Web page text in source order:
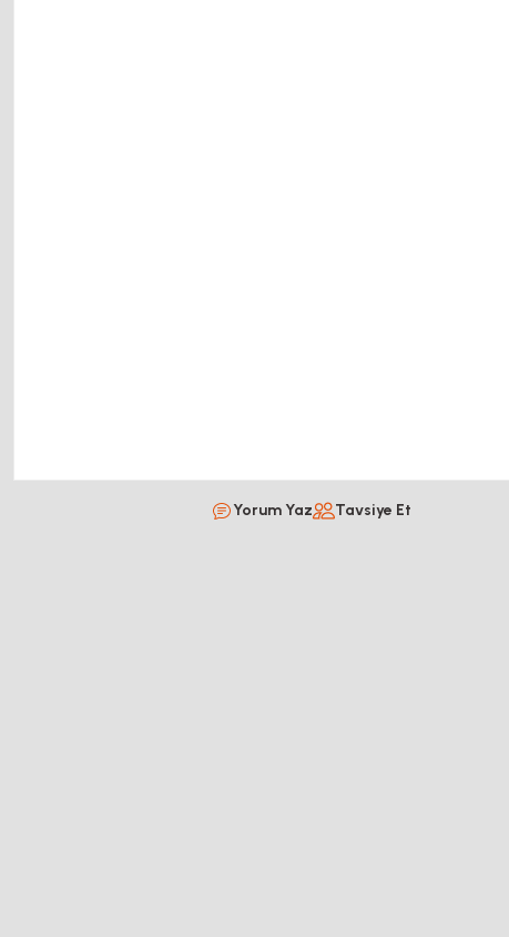
Yorum Yaz Tavsiye Et